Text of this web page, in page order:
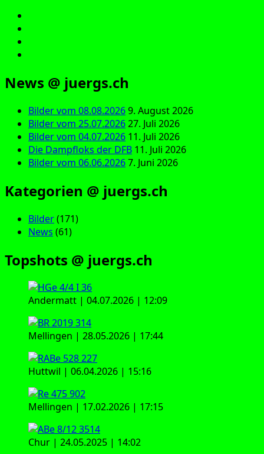
News @ juergs.ch
Bilder vom 08.08.20269. August 2026
Bilder vom 25.07.202627. Juli 2026
Bilder vom 04.07.2026 11. Juli 2026
Die Dampfloks der DFB 11. Juli 2026
Bilder vom 06.06.20267. Juni 2026
Kategorien @ juergs.ch
Bilder(171)
News (61)
Topshots @ juergs.ch
Andermatt | 04.07.2026 | 12:09
Mellingen | 28.05.2026 | 17:44
Huttwil | 06.04.2026 | 15:16
Mellingen | 17.02.2026 | 17:15
Chur | 24.05.2025 | 14:02